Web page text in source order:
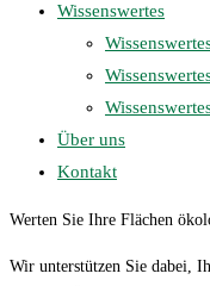
Wissenswertes
Über uns
Kontakt
Werten Sie Ihre Flächen
Wir unterstützen Sie dabei,